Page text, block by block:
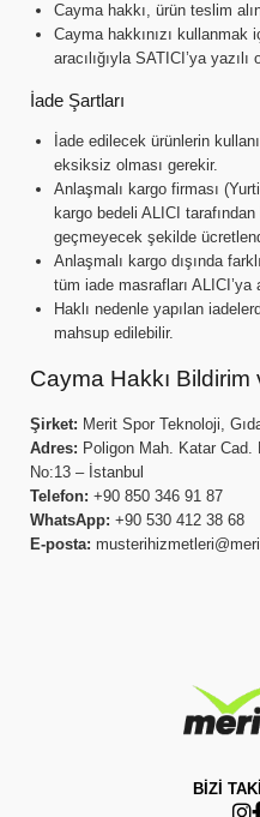
Cayma hakkı, ürün teslim
Cayma hakkınızı kullanmak
aracılığıyla SATICI’ya
İade Şartları
İade edilecek ürünlerin
eksiksiz olması gerekir.
Anlaşmalı kargo firması
kargo bedeli ALICI
geçmeyecek şekilde
Anlaşmalı kargo dışında
tüm iade masrafları ALICI’ya
Haklı nedenle yapılan
mahsup edilebilir.
Cayma Hakkı
Şirket: Merit Spor Teknoloji,
Adres: Poligon Mah. Katar
No:13 – İstanbul
Telefon: +90 850 346 91 87
WhatsApp: +90 530 412 38 68
E-posta:
BİZİ